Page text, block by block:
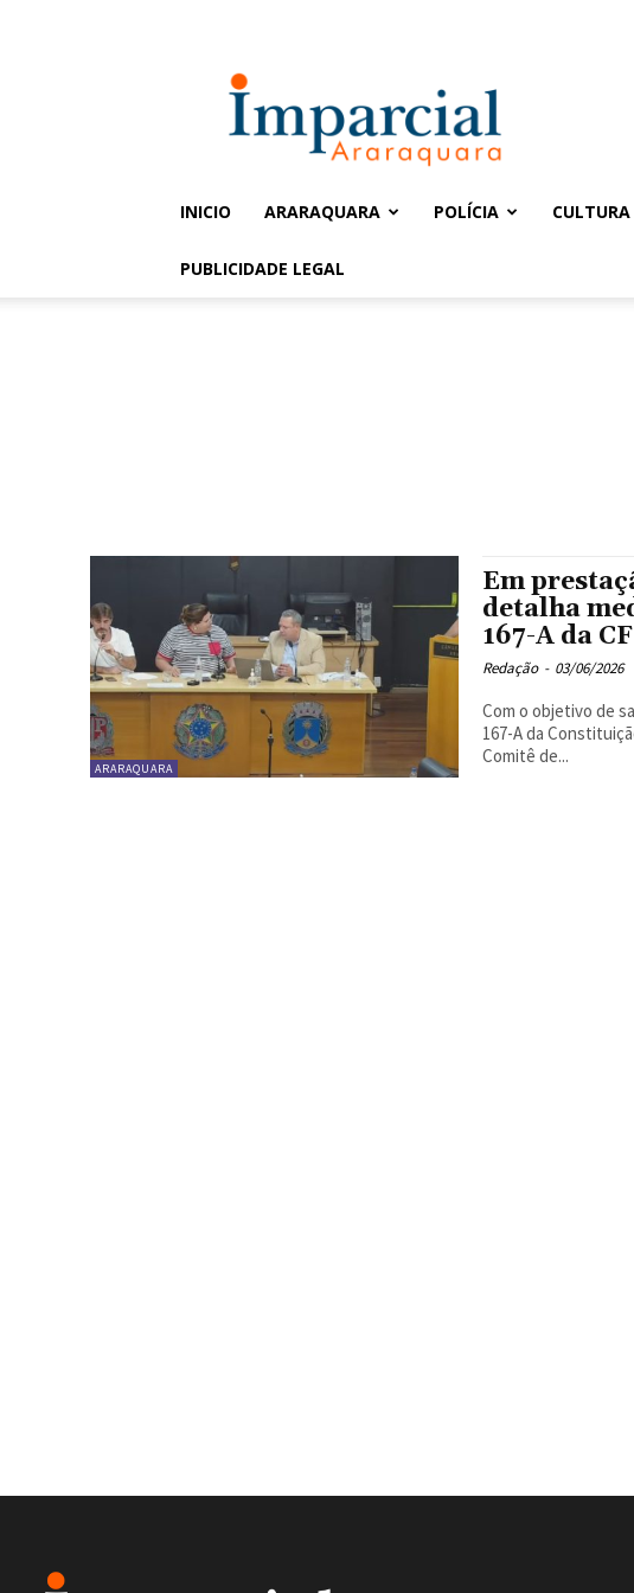
Imparcial
INICIO ARARAQUARA POLÍCIA CULTURA
PUBLICIDADE LEGAL
ARARAQUARA
Em
detalha
167-A da CF
Redação - 03/06/2026
Com o objetivo de
167-A da
Comitê de...